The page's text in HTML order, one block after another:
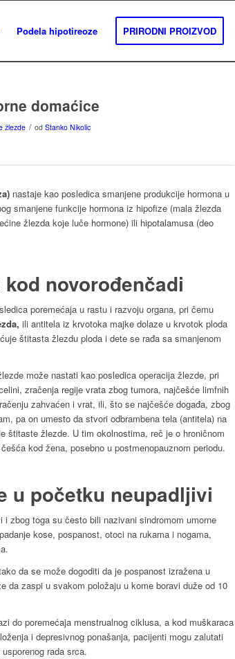
Podela hipotireoze PRIRODNI PROIZVOD
domaćice
žlezde / od Stanko Nikolic
nastaje kao posledica smanjene produkcije hormona u
smanjene funkcije hormona iz hipofize (mala žlezda
žlezda koje luče hormone) ili hipotalamusa (deo
novorođenčadi
poremećaja u rastu i razvoju organa, pri čemu
ili antitela iz krvotoka majke dolaze u krvotok ploda
štitasta žlezdu ploda i dete se rađa sa smanjenom
može nastati kao posledica operacija žlezde, pri
zračenja regije vrata zbog tumora, najčešće limfnih
zahvaćen i vrat, ili, što se najčešće događa, zbog
pa on umesto da stvori odbrambena tela (antitela) na
štitaste žlezde. U tim okolnostima, reč je o hroničnom
kod žena, posebno u postmenopauznom periodu.
u početku neupadljivi
i zbog toga su često bili nazivani sindromom umorne
kose, pospanost, otoci na rukama i nogama,
da se može dogoditi da je pospanost izražena u
da zaspi u svakom položaju u kome boravi duže od 10
do poremećaja menstrualnog ciklusa, a kod muškaraca
i depresivnog ponašanja, pacijenti mogu zalutati
rada srca.